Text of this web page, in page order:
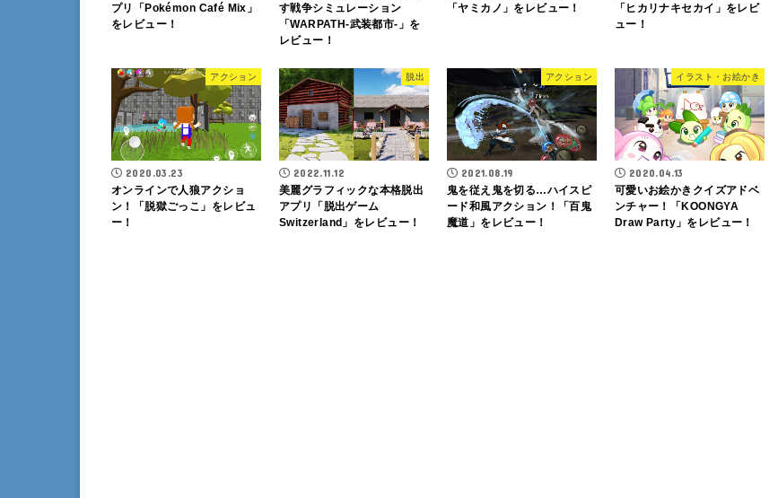
プリ「Pokémon Café Mix」
をレビュー！
す戦争シミュレーション
「WARPATH-武装都市-」を
レビュー！
「ヤミカノ」をレビュー！
「ヒカリナキセカイ」をレビ
ュー！
アクション
2020.03.23
オンラインで人狼アクショ
ン！「脱獄ごっこ」をレビュ
ー！
脱出
2022.11.12
美麗グラフィックな本格脱出
アプリ「脱出ゲーム
Switzerland」をレビュー！
アクション
2021.08.19
鬼を従え鬼を切る…ハイスピ
ード和風アクション！「百鬼
魔道」をレビュー！
イラスト・お絵かき
2020.04.13
可愛いお絵かきクイズアドベ
ンチャー！「KOONGYA
Draw Party」をレビュー！